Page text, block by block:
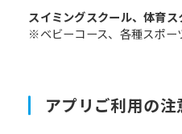
スイミングスクール、体育
※ベビーコース、各種スポー
アプリご利用の注